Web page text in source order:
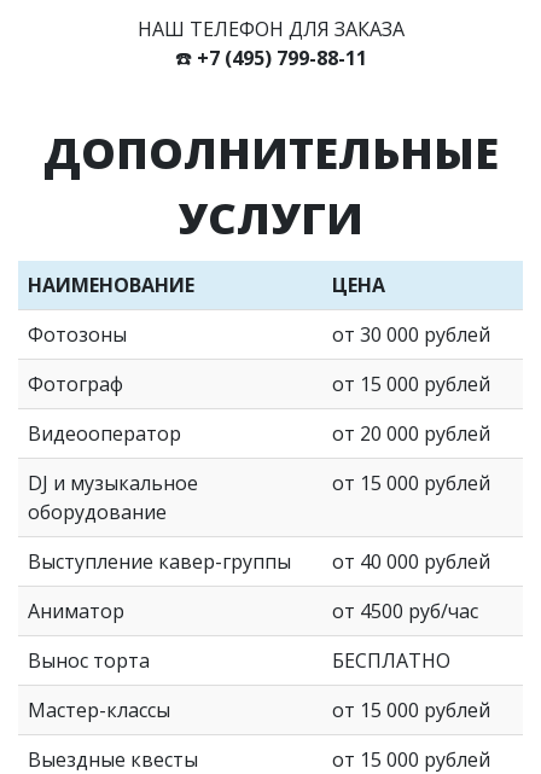
НАШ ТЕЛЕФОН ДЛЯ ЗАКАЗА
☎️ +7 (495) 799-88-11
ДОПОЛНИТЕЛЬНЫЕ
УСЛУГИ
НАИМЕНОВАНИЕ
ЦЕНА
Фотозоны
от 30 000 рублей
Фотограф
от 15 000 рублей
Видеооператор
от 20 000 рублей
DJ и музыкальное
оборудование
от 15 000 рублей
Выступление кавер-группы
от 40 000 рублей
Аниматор
от 4500 руб/час
Вынос торта
БЕСПЛАТНО
Мастер-классы
от 15 000 рублей
Выездные квесты
от 15 000 рублей